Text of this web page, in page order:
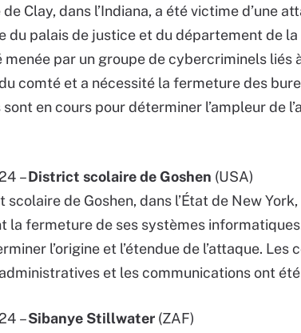
Clay, dans l’Indiana, a été victime d’une
du palais de justice et du département de la
menée par un groupe de cybercriminels liés
comté et a nécessité la fermeture des
en cours pour déterminer l’ampleur de
–District scolaire de Goshen (USA)
scolaire de Goshen, dans l’État de New
la fermeture de ses systèmes
l’origine et l’étendue de l’attaque.
et les communications ont
–Sibanye Stillwater (ZAF)